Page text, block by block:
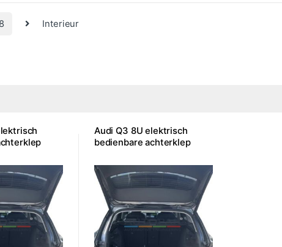
Interieur
Audi Q3 8U elektrisch
bedienbare achterklep